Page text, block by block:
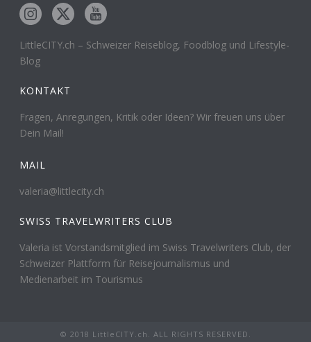
LittleCITY.ch – Schweizer Reiseblog, Foodblog und Lifestyle-
Blog
KONTAKT
Fragen, Anregungen, Kritik oder Ideen? Wir freuen uns über
Dein Mail!
MAIL
valeria@littlecity.ch
SWISS TRAVELWRITERS CLUB
Valeria ist Vorstandsmitglied im Swiss Travelwriters Club, der
Schweizer Plattform für Reisejournalismus und
Medienarbeit im Tourismus
© 2018 LittleCITY.ch. ALL RIGHTS RESERVED.